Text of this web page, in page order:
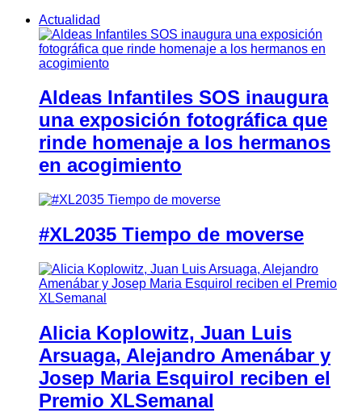
Actualidad
Aldeas Infantiles SOS inaugura
una exposición fotográfica que
rinde homenaje a los hermanos
en acogimiento
#XL2035 Tiempo de moverse
Alicia Koplowitz, Juan Luis
Arsuaga, Alejandro Amenábar y
Josep Maria Esquirol reciben el
Premio XLSemanal